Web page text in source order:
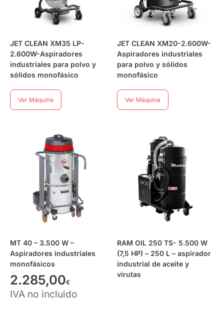
JET CLEAN XM35 LP-
2.600W-Aspiradores
industriales para polvo y
sólidos monofásico
Ver Máquina
JET CLEAN XM20-2.600W-
Aspiradores industriales
para polvo y sólidos
monofásico
Ver Máquina
MT 40 – 3.500 W –
Aspiradores industriales
monofásicos
2.285,00€
IVA no incluido
RAM OIL 250 TS- 5.500 W
(7,5 HP) – 250 L – aspirador
industrial de aceite y
virutas